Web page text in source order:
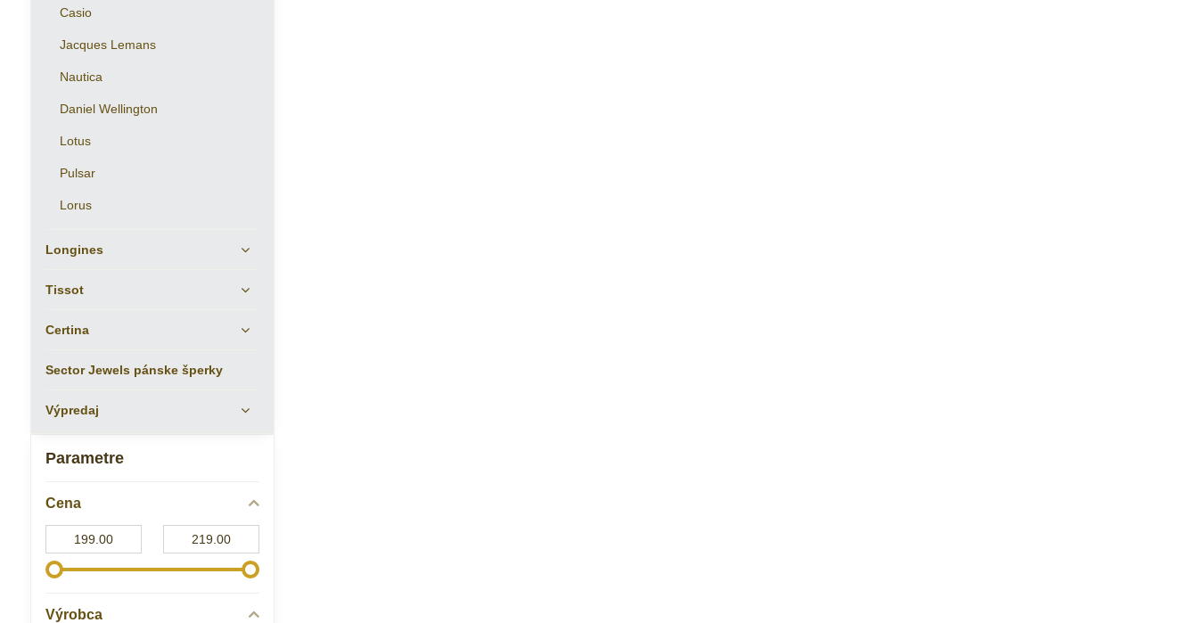
Parametre
Cena
Výrobca
Casio
Jacques Lemans
Nautica
Daniel Wellington
Lotus
Pulsar
Lorus
Longines
Tissot
Certina
Sector Jewels pánske šperky
Výpredaj